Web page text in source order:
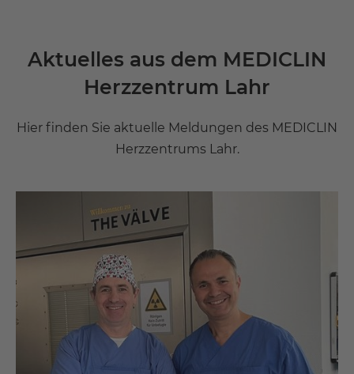
Aktuelles aus dem MEDICLIN
Herzzentrum Lahr
Hier finden Sie aktuelle Meldungen des MEDICLIN
Herzzentrums Lahr.